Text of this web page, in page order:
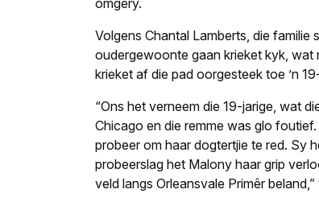
omgery.
Volgens Chantal Lamberts, die familie
oudergewoonte gaan krieket kyk, wat
krieket af die pad oorgesteek toe ’n
“Ons het verneem die 19-jarige, wat
Chicago en die remme was glo
probeer om haar dogtertjie te red. Sy
probeerslag het Malony haar grip
veld langs Orleansvale Primêr